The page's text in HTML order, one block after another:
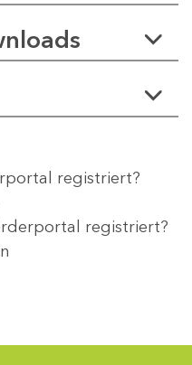
registriert?
registriert?